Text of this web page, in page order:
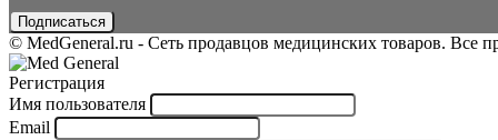
© MedGeneral.ru - Сеть продавцов медицинских товаров. Все
Регистрация
Имя пользователя
Email